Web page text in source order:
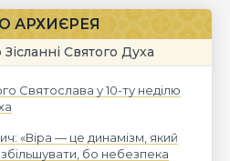
АРХИЄРЕЯ
Святого Духа
Святослава у 10-ту неділю
«Віра — це динамізм, який
бо небезпека